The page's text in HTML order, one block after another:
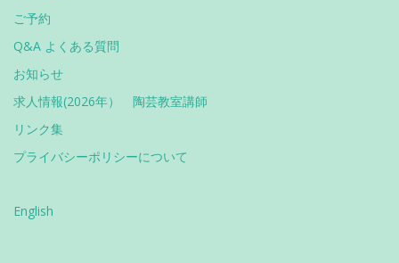
ご予約
Q&A よくある質問
お知らせ
求人情報(2026年） 陶芸教室講師
リンク集
プライバシーポリシーについて
English